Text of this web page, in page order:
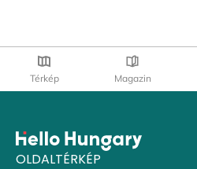
Térkép Magazin
OLDALTÉRKÉP